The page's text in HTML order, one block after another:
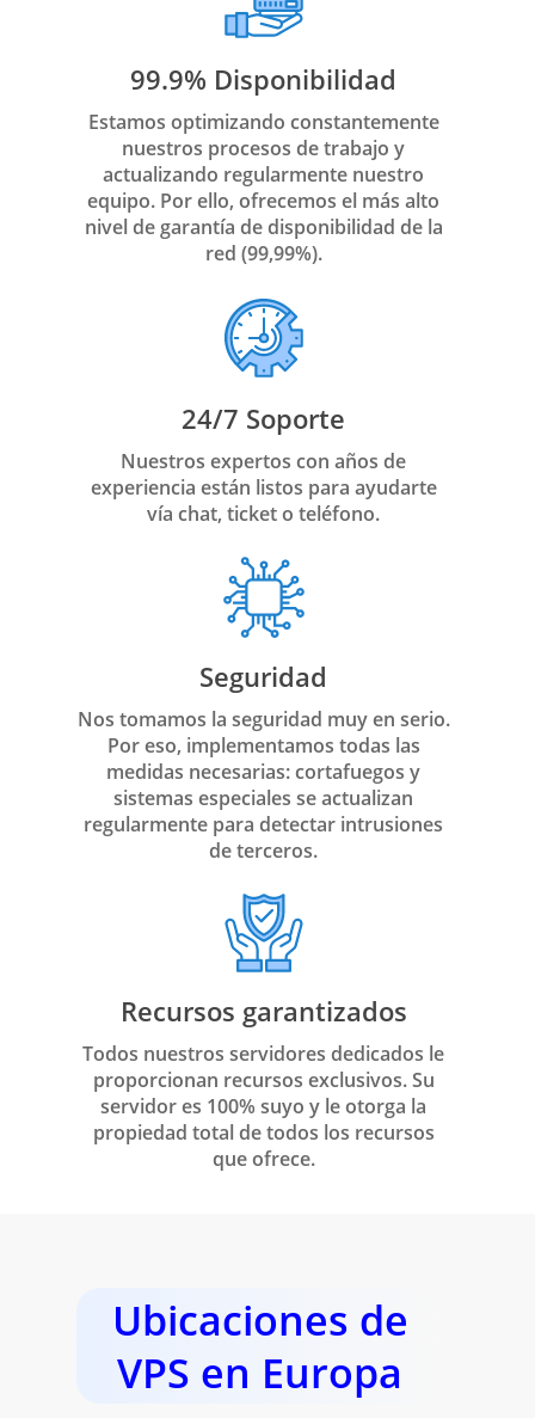
99.9% Disponibilidad
Estamos optimizando constantemente
nuestros procesos de trabajo y
actualizando regularmente nuestro
equipo. Por ello, ofrecemos el más alto
nivel de garantía de disponibilidad de la
red (99,99%).
24/7 Soporte
Nuestros expertos con años de
experiencia están listos para ayudarte
vía chat, ticket o teléfono.
Seguridad
Nos tomamos la seguridad muy en serio.
Por eso, implementamos todas las
medidas necesarias: cortafuegos y
sistemas especiales se actualizan
regularmente para detectar intrusiones
de terceros.
Recursos garantizados
Todos nuestros servidores dedicados le
proporcionan recursos exclusivos. Su
servidor es 100% suyo y le otorga la
propiedad total de todos los recursos
que ofrece.
Ubicaciones de
VPS en Europa